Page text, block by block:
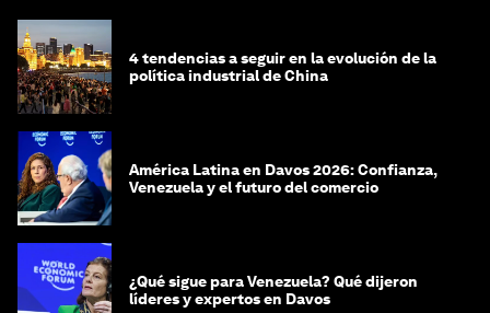
4 tendencias a seguir en la evolución de la
política industrial de China
América Latina en Davos 2026: Confianza,
Venezuela y el futuro del comercio
¿Qué sigue para Venezuela? Qué dijeron
líderes y expertos en Davos